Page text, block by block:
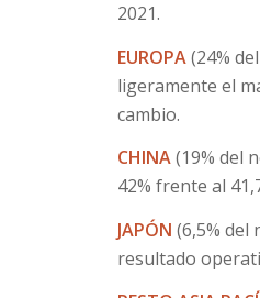
2021.
EUROPA(24%
ligeramente el
cambio.
CHINA(19% del
42% frente al
JAPÓN (6,5% del
resultado